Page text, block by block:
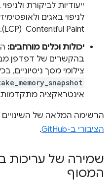
ייעודיות לביקורת
Contentful Paint ‏ (LCP).
יכולות וכלים מורחבים:
בהקשרים של דפדפן
צילומי מסך ניסיוניים,
אינטראקציה מתקדמות
הרשימה המלאה של השינויים
הציבורי ב-GitHub
.
שמירה של עריכות
המסוף